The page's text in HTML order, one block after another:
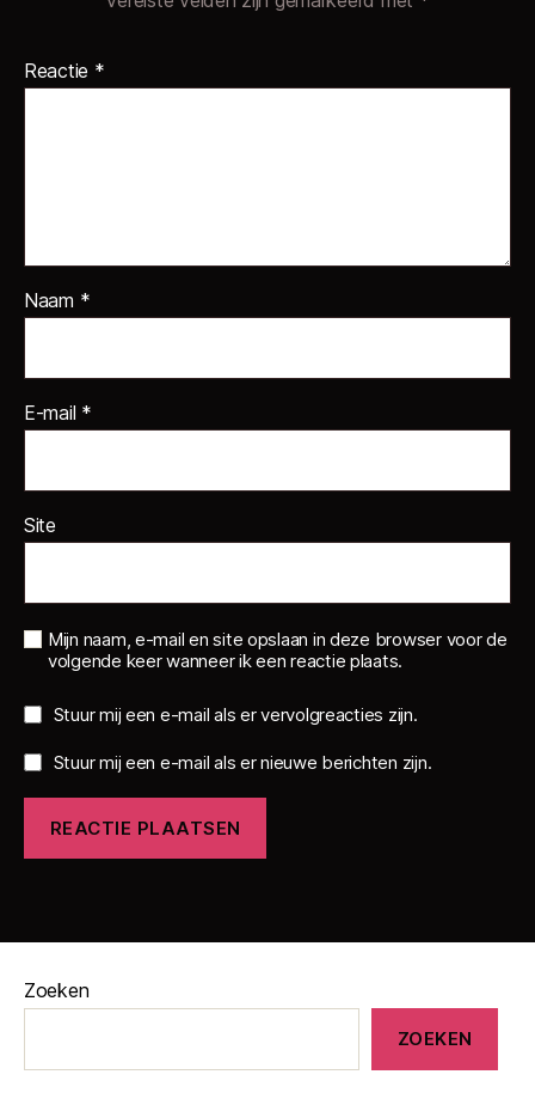
Reactie *
Naam *
E-mail *
Site
Mijn naam, e-mail en site opslaan in deze browser voor de
volgende keer wanneer ik een reactie plaats.
Stuur mij een e-mail als er vervolgreacties zijn.
Stuur mij een e-mail als er nieuwe berichten zijn.
Zoeken
ZOEKEN